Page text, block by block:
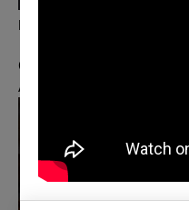
Photo by yoon6photo_studio
Geonhee Park -Guest
ABT Studio Company